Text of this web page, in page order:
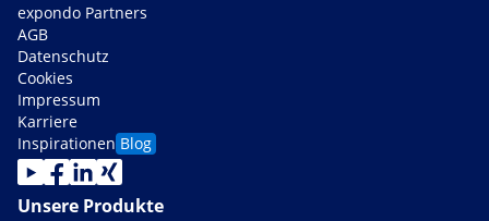
expondo Partners
AGB
Datenschutz
Cookies
Impressum
Karriere
Inspirationen Blog
Unsere Produkte